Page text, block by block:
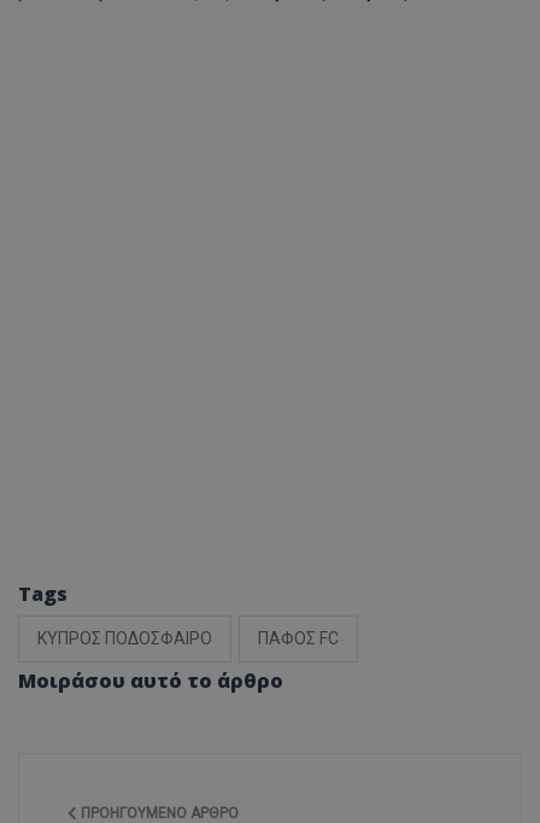
Tags
ΚΥΠΡΟΣ ΠΟΔΟΣΦΑΙΡΟ ΠΑΦΟΣ FC
Μοιράσου αυτό το άρθρο
ΠΡΟΗΓΟΎΜΕΝΟ ΆΡΘΡΟ